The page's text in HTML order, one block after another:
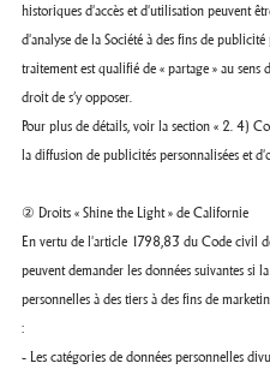
historiques d'accès et d'utilisation peuvent
d'analyse de la Société à des fins de
traitement est qualifié de « partage » au
droit de s’y opposer.
Pour plus de détails, voir la section « 2. 4)
la diffusion de publicités personnalisées et
② Droits « Shine the Light » de Californie
En vertu de l'article 1798,83 du Code civil
peuvent demander les données suivantes si
personnelles à des tiers à des fins de
:
- Les catégories de données personnelles